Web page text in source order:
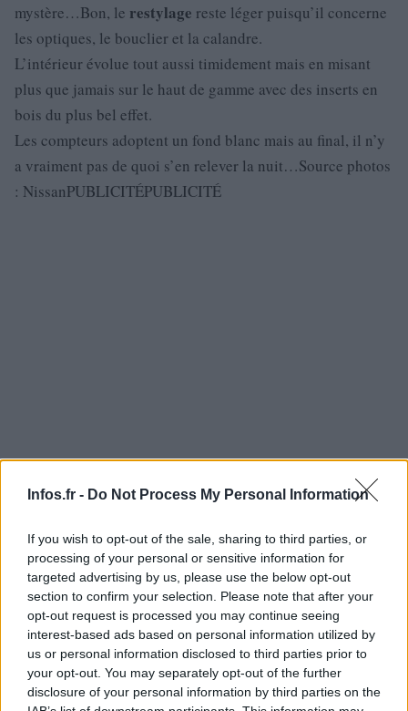
Infos.fr - Do Not Process My Personal Information
If you wish to opt-out of the sale, sharing to third parties, or
processing of your personal or sensitive information for
targeted advertising by us, please use the below opt-out
section to confirm your selection. Please note that after your
opt-out request is processed you may continue seeing
interest-based ads based on personal information utilized by
us or personal information disclosed to third parties prior to
your opt-out. You may separately opt-out of the further
disclosure of your personal information by third parties on the
mystère…Bon, le restylage reste léger puisqu’il concerne
les optiques, le bouclier et la calandre.
L’intérieur évolue tout aussi timidement mais en misant
plus que jamais sur le haut de gamme avec des inserts en
bois du plus bel effet.
Les compteurs adoptent un fond blanc mais au final, il n’y
a vraiment pas de quoi s’en relever la nuit…Source photos
: NissanPUBLICITÉPUBLICITÉ
AUTEUR
Infos.fr Unit